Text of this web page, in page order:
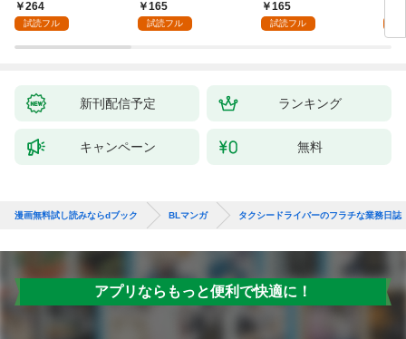
264
試読フル
165
試読フル
【単話版】1巻
165
試読フル
が
ら
新刊配信予定 ランキング
キャンペーン 無料
漫画無料試し読みならdブック BLマンガ タクシードライバーのフラチな業務日誌
アプリならもっと便利で快適に！